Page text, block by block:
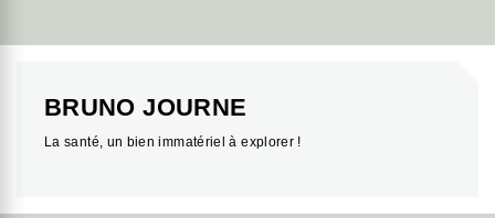
BRUNO JOURNE
La santé, un bien immatériel à explorer !